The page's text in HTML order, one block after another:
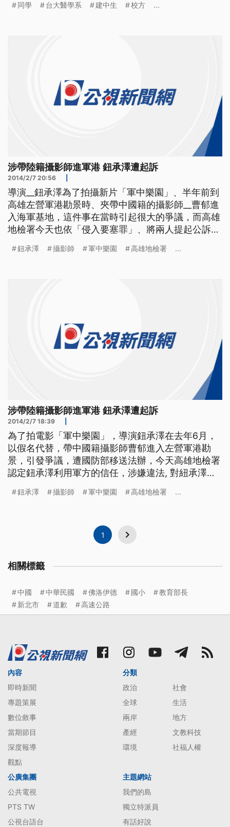
16位學生拿到75滿級分！當天，幾位滿級分的學生，
同學 台大醫學系 建中生 校方 ...
涉帶陸籍攝影師進軍港 鈕承澤遭起訴
2014/2/7 20:56
導演__鈕承澤為了拍攝新片「軍中樂園」、半年前到
高雄左營軍港勘景時、夾帶中國籍的攝影師__曹郁進
入海軍基地，這件事在當時引起很大的爭議，而高雄
地檢署今天也依「侵入要塞罪」、將兩人提起公訴，
(102.7.16.)== 謝謝大家關心 我真的不知道我違法 我
鈕承澤 攝影師 軍中樂園 高雄地檢署 ...
涉帶陸籍攝影師進軍港 鈕承澤遭起訴
2014/2/7 18:39
為了拍電影「軍中樂園」，導演鈕承澤在去年6月，
以假名代替，帶中國籍攝影師曹郁進入左營軍港勘
景，引發爭議，遭國防部移送法辦，今天高雄地檢署
認定鈕承澤利用軍方的信任，涉嫌違法, 對紐承澤和
謝大家關心 我真的不知道我違法 我真的不知道 違法
鈕承澤 攝影師 軍中樂園 高雄地檢署 ...
1
相關標籤
中國 中華民國 佛洛伊德 國小
教育部長
新北市
道歉 高速公路
內容
即時新聞
專題策展
數位敘事
當期節目
深度報導
觀點
分類
政治
社會
全球
生活
兩岸
地方
產經
文教科技
環境
社福人權
公廣集團
公共電視
PTS TW
公視台語台
主題網站
我們的島
獨立特派員
有話好說